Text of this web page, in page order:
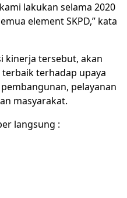
lakukan selama 2020
element SKPD,” kata
kinerja tersebut, akan
terhadap upaya
pelayanan
masyarakat.
langsung :